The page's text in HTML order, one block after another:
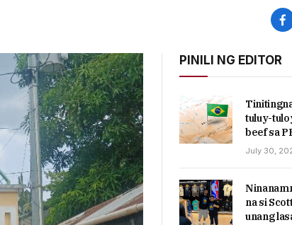
PINILI NG EDITOR
tuluy-
beef sa
July 30,
na si
unang